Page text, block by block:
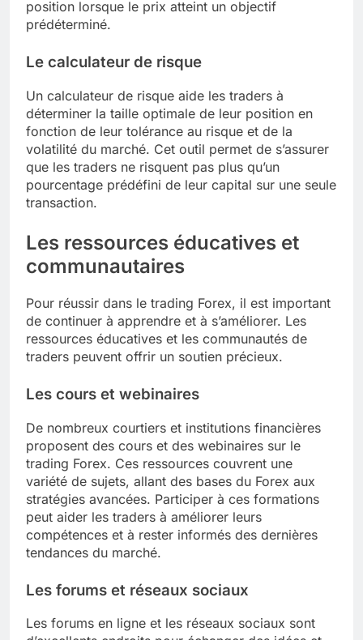
position lorsque le prix atteint un objectif
prédéterminé.
Le calculateur de risque
Un calculateur de risque aide les traders à
déterminer la taille optimale de leur position en
fonction de leur tolérance au risque et de la
volatilité du marché. Cet outil permet de s’assurer
que les traders ne risquent pas plus qu’un
pourcentage prédéfini de leur capital sur une seule
transaction.
Les ressources éducatives et
communautaires
Pour réussir dans le trading Forex, il est important
de continuer à apprendre et à s’améliorer. Les
ressources éducatives et les communautés de
traders peuvent offrir un soutien précieux.
Les cours et webinaires
De nombreux courtiers et institutions financières
proposent des cours et des webinaires sur le
trading Forex. Ces ressources couvrent une
variété de sujets, allant des bases du Forex aux
stratégies avancées. Participer à ces formations
peut aider les traders à améliorer leurs
compétences et à rester informés des dernières
tendances du marché.
Les forums et réseaux sociaux
Les forums en ligne et les réseaux sociaux sont